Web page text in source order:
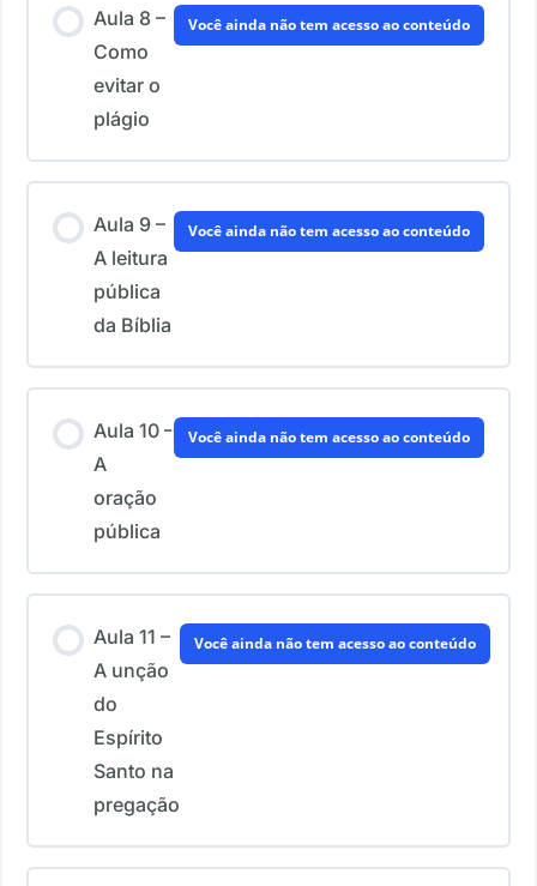
Aula 8 –
Como
evitar o
plágio
Você ainda não tem acesso ao conteúdo
Aula 9 –
A leitura
pública
da Bíblia
Você ainda não tem acesso ao conteúdo
Aula 10 –
A
oração
pública
Você ainda não tem acesso ao conteúdo
Aula 11 –
A unção
do
Espírito
Santo na
pregação
Você ainda não tem acesso ao conteúdo